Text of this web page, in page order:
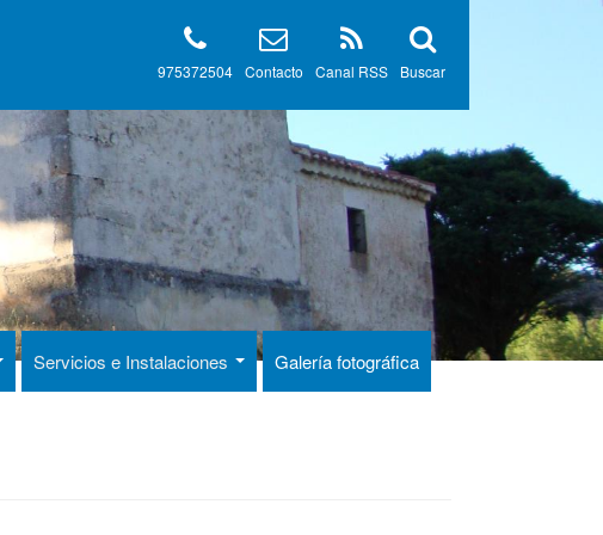
Buscar
Canal RSS
Contacto
975372504
Servicios e Instalaciones Galería fotográfica